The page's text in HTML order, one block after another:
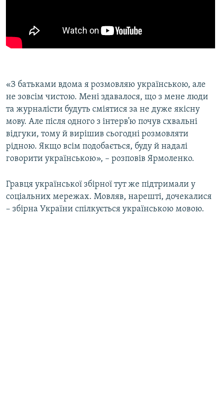
«З батьками вдома я розмовляю українською, але
не зовсім чистою. Мені здавалося, що з мене люди
та журналісти будуть сміятися за не дуже якісну
мову. Але після одного з інтерв’ю почув схвальні
відгуки, тому й вирішив сьогодні розмовляти
рідною. Якщо всім подобається, буду й надалі
говорити українською», – розповів Ярмоленко.
Гравця української збірної тут же підтримали у
соціальних мережах. Мовляв, нарешті, дочекалися
– збірна України спілкується українською мовою.